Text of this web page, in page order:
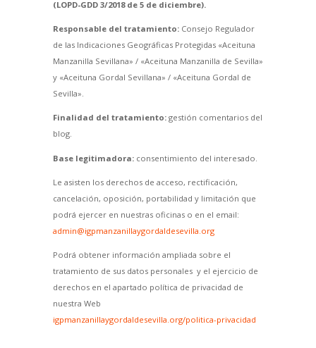
(LOPD-GDD 3/2018 de 5 de diciembre).
Responsable del tratamiento:Consejo Regulador
de las Indicaciones Geográficas Protegidas «Aceituna
Manzanilla Sevillana» / «Aceituna Manzanilla de Sevilla»
y «Aceituna Gordal Sevillana» / «Aceituna Gordal de
Sevilla».
Finalidad del tratamiento:gestión comentarios del
blog.
Base legitimadora:consentimiento del interesado.
Le asisten los derechos de acceso, rectificación,
cancelación, oposición, portabilidad y limitación que
podrá ejercer en nuestras oficinas o en el email:
admin@igpmanzanillaygordaldesevilla.org
Podrá obtener información ampliada sobre el
tratamiento de sus datos personales y el ejercicio de
derechos en el apartado política de privacidad de
nuestra Web
igpmanzanillaygordaldesevilla.org/politica-privacidad